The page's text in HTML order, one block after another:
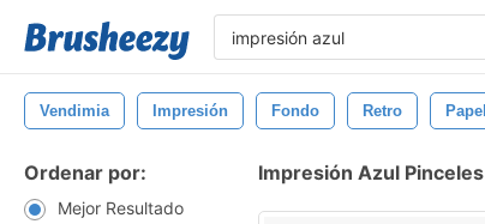
Vendimia Impresión Fondo Retro
Ordenar por:
Mejor Resultado
Impresión Azul Pinceles